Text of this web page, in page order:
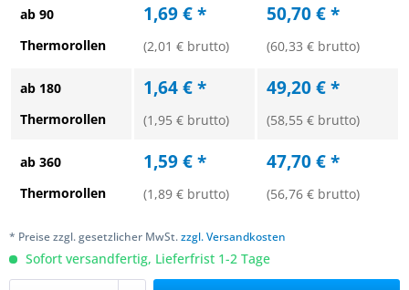
ab 90
Thermorollen
1,69 € *
(2,01 € brutto)
50,70 € *
(60,33 € brutto)
ab 180
Thermorollen
1,64 € *
(1,95 € brutto)
49,20 € *
(58,55 € brutto)
ab 360
Thermorollen
1,59 € *
(1,89 € brutto)
47,70 € *
(56,76 € brutto)
* Preise zzgl. gesetzlicher MwSt.zzgl. Versandkosten
Sofort versandfertig, Lieferfrist 1-2 Tage